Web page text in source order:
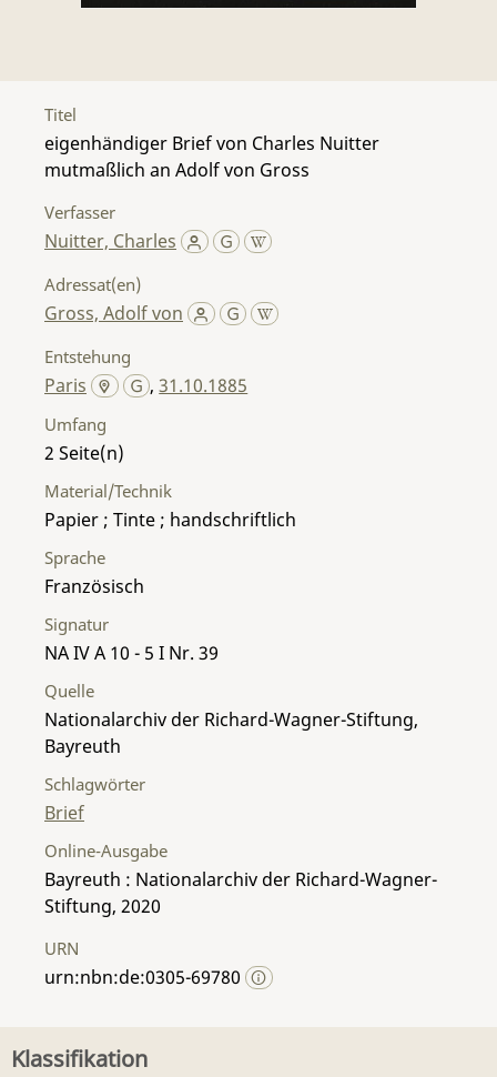
Titel
eigenhändiger Brief von Charles Nuitter
mutmaßlich an Adolf von Gross
Verfasser
Nuitter, Charles
Adressat(en)
Gross, Adolf von
Entstehung
Paris ,31.10.1885
Umfang
2
Material/Technik
Papier ; Tinte ; handschriftlich
Sprache
Französisch
Signatur
NA IV A 10 - 5 I Nr. 39
Quelle
Nationalarchiv der Richard-Wagner-Stiftung,
Bayreuth
Schlagwörter
Brief
Online-Ausgabe
Bayreuth : Nationalarchiv der Richard-Wagner-
Stiftung, 2020
URN
urn:nbn:de:0305-69780
Klassifikation